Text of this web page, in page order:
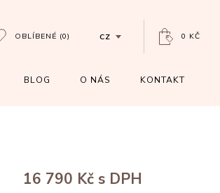
OBLÍBENÉ (0) CZ 0 KČ
BLOG O NÁS KONTAKT
16 790 Kč s DPH